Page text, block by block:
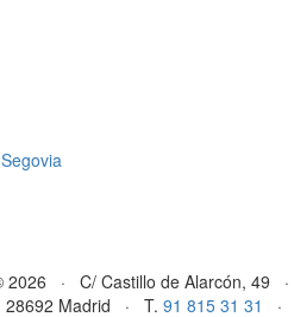
2026 · C/ Castillo de Alarcón, 49 ·
28692 Madrid · T. 91 815 31 31
·